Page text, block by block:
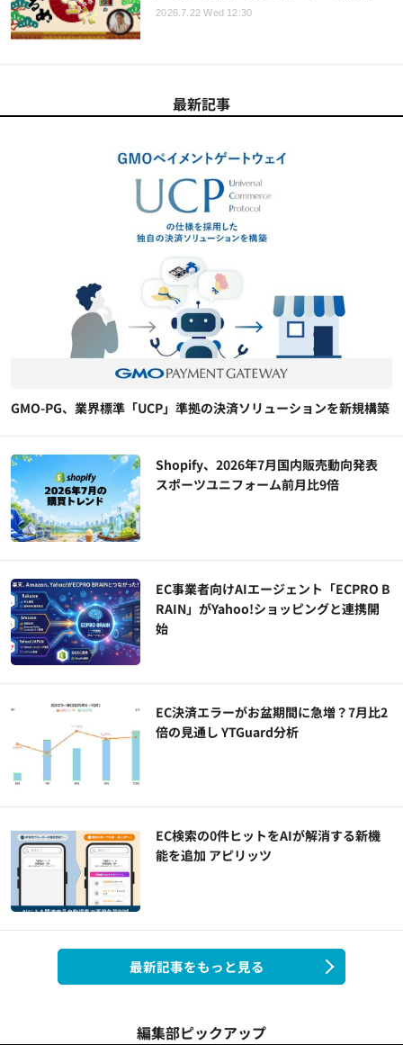
2026.7.22 Wed 12:30
最新記事
GMO-PG、業界標準「UCP」準拠の決済ソリューションを新規構築
Shopify、2026年7月国内販売動向発表
スポーツユニフォーム前月比9倍
EC事業者向けAIエージェント「ECPRO B
RAIN」がYahoo!ショッピングと連携開
始
EC決済エラーがお盆期間に急増？7月比2
倍の見通し YTGuard分析
EC検索の0件ヒットをAIが解消する新機
能を追加 アピリッツ
最新記事をもっと見る
編集部ピックアップ